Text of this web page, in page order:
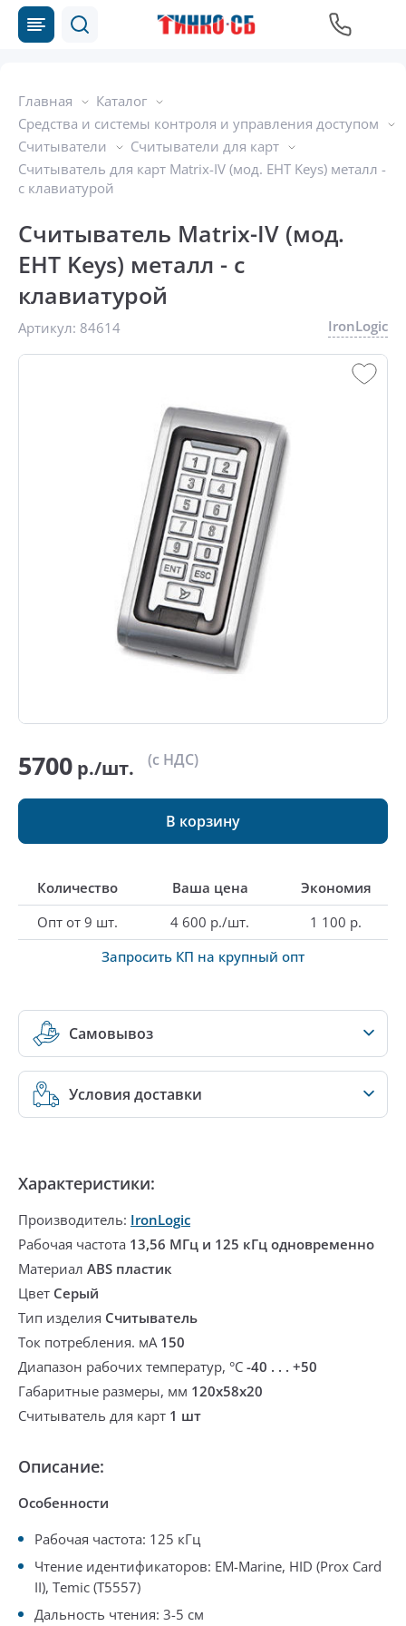
Главная
Каталог
Средства и системы контроля и управления доступом
Считыватели
Считыватели для карт
Считыватель для карт Matrix-IV (мод. EHT Keys) металл -
с клавиатурой
Считыватель Matrix-IV (мод.
EHT Keys) металл - с
клавиатурой
Артикул: 84614 IronLogic
5700 р./шт. (с НДС)
В корзину
Количество Ваша цена
Экономия
Опт от 9 шт.
4 600 р./шт.
1 100 р.
Запросить КП на крупный опт
Самовывоз
Условия доставки
Характеристики:
Производитель: IronLogic
Рабочая частота 13,56 МГц и 125 кГц одновременно
Материал ABS пластик
Цвет Серый
Тип изделия Считыватель
Ток потребления. мА 150
Диапазон рабочих температур, °С -40 . . . +50
Габаритные размеры, мм 120х58х20
Считыватель для карт 1 шт
Описание:
Особенности
Рабочая частота: 125 кГц
Чтение идентификаторов: EM-Marine, HID (Prox Card
II), Temic (T5557)
Дальность чтения: 3-5 см